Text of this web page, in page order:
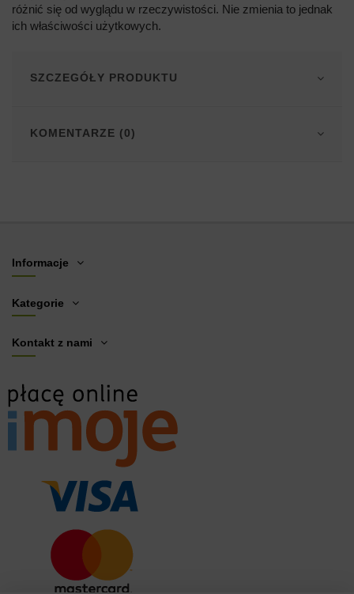
różnić się od wyglądu w rzeczywistości. Nie zmienia to jednak
ich właściwości użytkowych.
SZCZEGÓŁY PRODUKTU
KOMENTARZE (0)
Informacje
Kategorie
Kontakt z nami